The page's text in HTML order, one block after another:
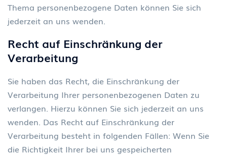
Thema personenbezogene Daten können Sie sich
jederzeit an uns wenden.
Recht auf Einschränkung der
Verarbeitung
Sie haben das Recht, die Einschränkung der
Verarbeitung Ihrer personenbezogenen Daten zu
verlangen. Hierzu können Sie sich jederzeit an uns
wenden. Das Recht auf Einschränkung der
Verarbeitung besteht in folgenden Fällen: Wenn Sie
die Richtigkeit Ihrer bei uns gespeicherten